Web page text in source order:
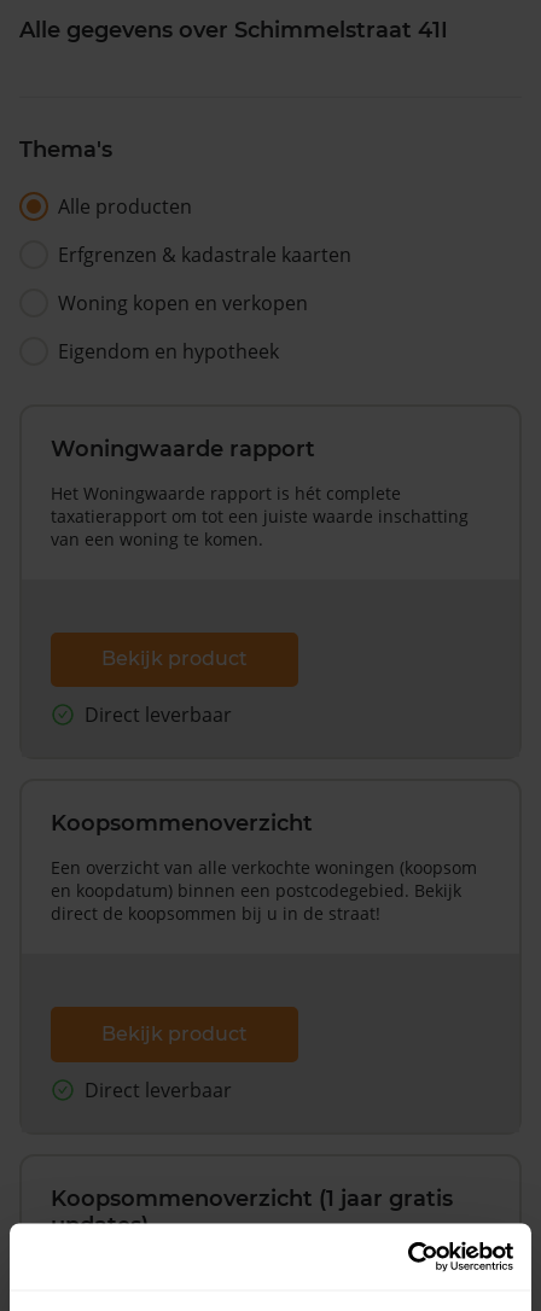
Alle gegevens over Schimmelstraat 41I
Thema's
Alle producten
Erfgrenzen & kadastrale kaarten
Woning kopen en verkopen
Eigendom en hypotheek
Woningwaarde rapport
Het Woningwaarde rapport is hét complete
taxatierapport om tot een juiste waarde inschatting
van een woning te komen.
Bekijk product
Direct leverbaar
Koopsommenoverzicht
Een overzicht van alle verkochte woningen (koopsom
en koopdatum) binnen een postcodegebied. Bekijk
direct de koopsommen bij u in de straat!
Bekijk product
Direct leverbaar
Koopsommenoverzicht (1 jaar gratis
updates)